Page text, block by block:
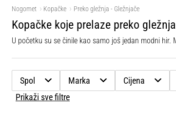
Nogomet Kopačke Preko gležnja - Gležnjače
Kopačke koje prelaze preko gležnja
Spol Marka Cijena
Prikaži sve filtre